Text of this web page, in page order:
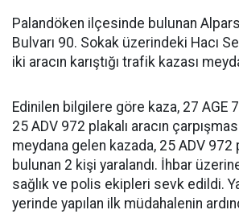
Palandöken ilçesinde bulunan
Bulvarı 90. Sokak üzerindeki Hacı
iki aracın karıştığı trafik kazası
Edinilen bilgilere göre kaza, 27 AGE
25 ADV 972 plakalı aracın
meydana gelen kazada, 25 ADV 972
bulunan 2 kişi yaralandı. İhbar
sağlık ve polis ekipleri sevk edildi.
yerinde yapılan ilk müdahalenin